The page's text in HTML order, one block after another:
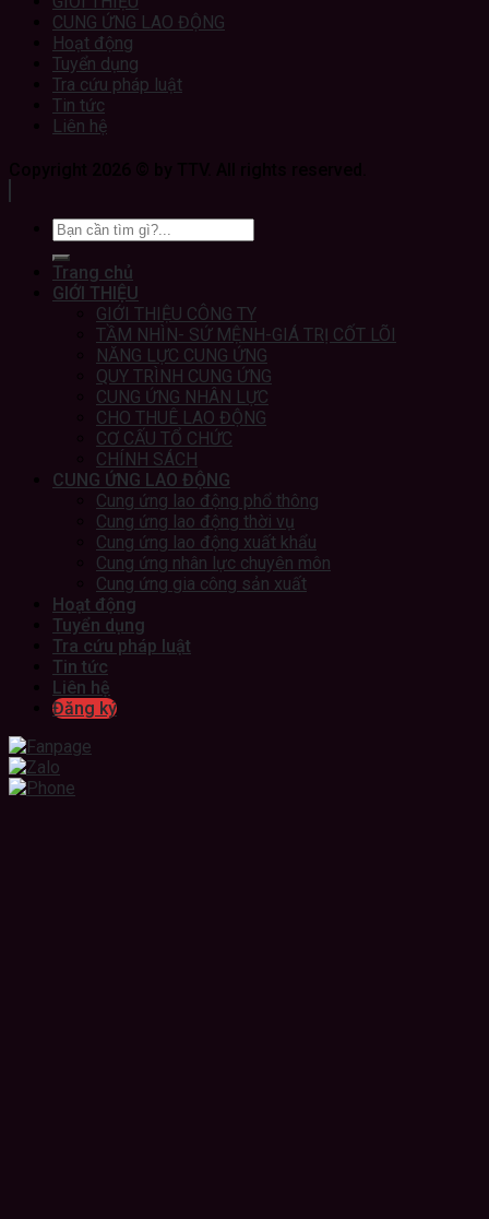
CUNG ỨNG LAO ĐỘNG
Hoạt động
Tuyển dụng
Tra cứu pháp luật
Tin tức
Liên hệ
Trang chủ
GIỚI THIỆU
GIỚI THIỆU CÔNG TY
TẦM NHÌN- SỨ MỆNH-GIÁ TRỊ CỐT LÕI
NĂNG LỰC CUNG ỨNG
QUY TRÌNH CUNG ỨNG
CUNG ỨNG NHÂN LỰC
CHO THUÊ LAO ĐỘNG
CƠ CẤU TỔ CHỨC
CHÍNH SÁCH
CUNG ỨNG LAO ĐỘNG
Cung ứng lao động phổ thông
Cung ứng lao động thời vụ
Cung ứng lao động xuất khẩu
Cung ứng nhân lực chuyên môn
Cung ứng gia công sản xuất
Hoạt động
Tuyển dụng
Tra cứu pháp luật
Tin tức
Liên hệ
Đăng ký